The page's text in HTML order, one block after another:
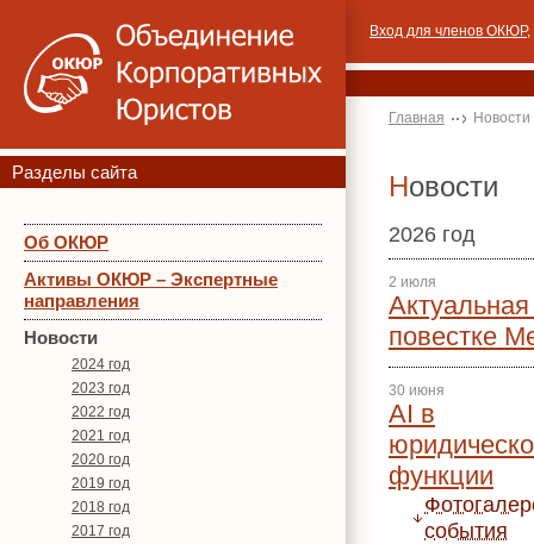
Разделы сайта
Об ОКЮР
Активы ОКЮР – Экспертные
направления
Новости
2024 год
2023 год
2022 год
2021 год
2020 год
2019 год
2018 год
2017 год
Вход для членов ОКЮР,
Главная Новости
Новости
2026 год
2 июля
повестке
30 июня
AI в
функции
события